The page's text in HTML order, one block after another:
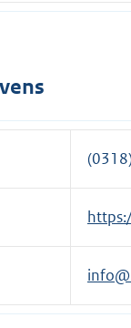
E
x
t
r